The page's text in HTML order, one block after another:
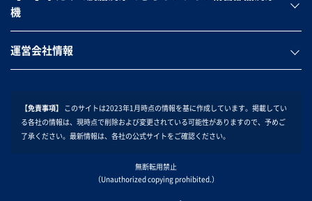
機
運営会社情報
【免責事項】 このサイトは2023年1月時点の情報を基に作成しています。掲載してい
る各社の情報は、現時点で削除および変更されている可能性がありますので、予めご
了承ください。最新情報は、各社の公式サイトをご確認ください。
無断転用禁止
（Unauthorized copying prohibited.）